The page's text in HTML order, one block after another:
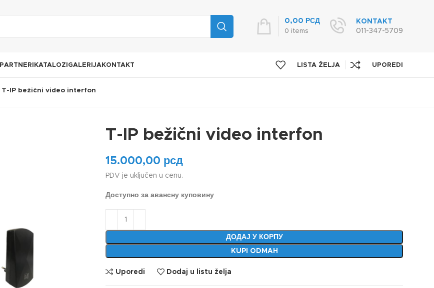
0 items
0,00 РСД
KONTAKT
011-347-5709
PARTNERI KATALOZI GALERIJA KONTAKT LISTA ŽELJA UPOREDI
T-IP bežični video interfon
T-IP bežični video interfon
15.000,00 рсд
PDV je uključen u cenu.
Доступно за авансну куповину
ДОДАЈ У КОРПУ
KUPI ODMAH
Uporedi Dodaj u listu želja